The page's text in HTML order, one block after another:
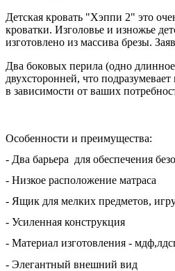
Детская кровать "Хэппи 2" это
кроватки. Изголовье и изножье
изготовлено из массива брезы.
Два боковых перила (одно
двухсторонней, что
в зависимости от ваших
Особенности и преимущества:
- Два барьера для обеспечения
- Низкое расположение матраса
- Ящик для мелких предметов,
- Усиленная конструкция
- Материал изготовления -
- Элегантный внешний вид